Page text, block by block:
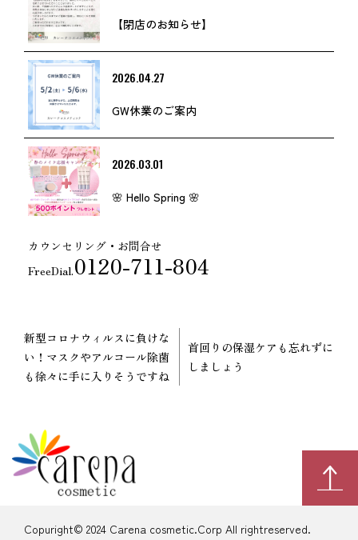
【閉店のお知らせ】
2026.04.27
GW休業のご案内
2026.03.01
🌸 Hello Spring 🌸
カウンセリング・お問合せ
FreeDial.0120-711-804
新型コロナウィルスに負けな
い！マスクやアルコール除菌
も徐々に手に入りそうですね
首回りの保湿ケアも忘れずに
しましょう
Copuright© 2024 Carena cosmetic.Corp All rightreserved.